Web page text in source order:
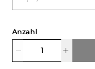
Anzahl